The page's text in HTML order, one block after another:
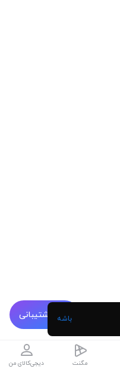
پشتیبانی
مگنت دیجی‌کالای من
باشه